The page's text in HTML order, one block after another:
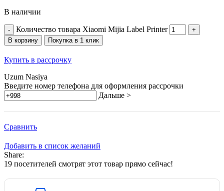
В наличии
Количество товара Xiaomi Mijia Label Printer
В корзину Покупка в 1 клик
Купить в рассрочку
Uzum Nasiya
Введите номер телефона для оформления рассрочки
Дальше >
Сравнить
Добавить в список желаний
Share:
19 посетителей смотрят этот товар прямо сейчас!